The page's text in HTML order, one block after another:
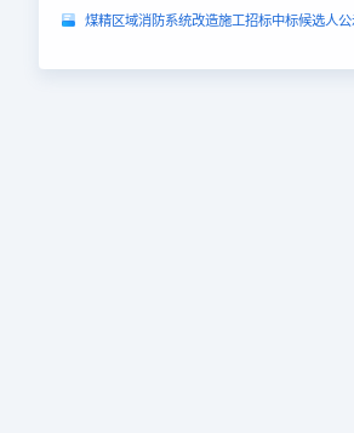
煤精区域消防系统改造施工招标中标候选人